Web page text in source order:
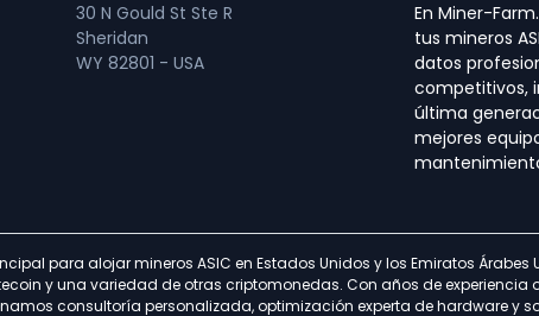
30 N Gould St Ste R
Sheridan
WY 82801 - USA
En Miner-
tus mineros
datos
competitivos,
última
mejores
para alojar mineros ASIC en Estados Unidos y los Emiratos
y una variedad de otras criptomonedas. Con años de
consultoría personalizada, optimización experta de hardware